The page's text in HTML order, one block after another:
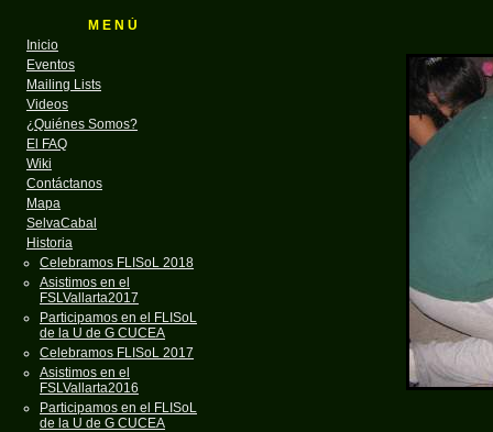
M E N Ú
Inicio
Eventos
Mailing Lists
Videos
¿Quiénes Somos?
El FAQ
Wiki
Contáctanos
Mapa
SelvaCabal
Historia
Celebramos FLISoL 2018
Asistimos en el
FSLVallarta2017
Participamos en el FLISoL
de la U de G CUCEA
Celebramos FLISoL 2017
Asistimos en el
FSLVallarta2016
Participamos en el FLISoL
de la U de G CUCEA